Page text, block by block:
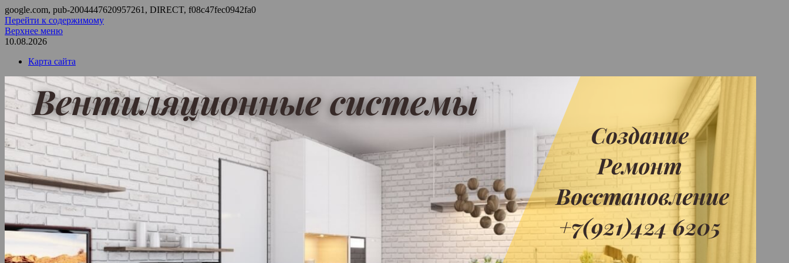
google.com, pub-2004447620957261, DIRECT, f08c47fec0942fa0
Перейти к содержимому
Верхнее меню
10.08.2026
Карта сайта